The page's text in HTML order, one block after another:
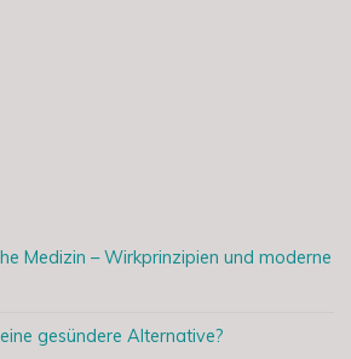
Medizin – Wirkprinzipien und moderne
gesündere Alternative?